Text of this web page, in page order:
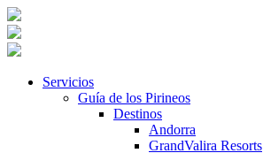
Servicios
Guía de los Pirineos
Destinos
Andorra
GrandValira Resorts